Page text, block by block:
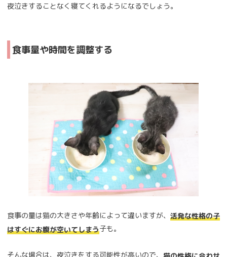
夜泣きすることなく寝てくれるようになるでしょう。
食事量や時間を調整する
食事の量は猫の大きさや年齢によって違いますが、 活発な性格の子
はすぐにお腹が空いてしまう子も。
そんな場合は、夜泣きをする可能性が高いので、